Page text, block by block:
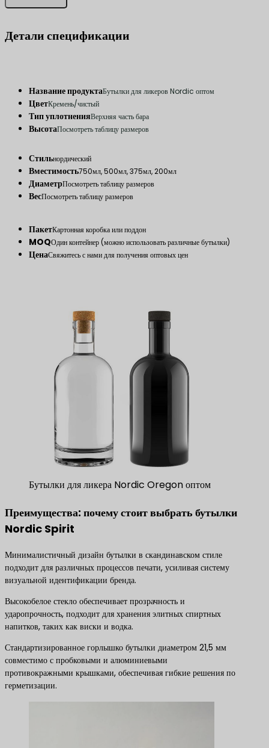
Детали спецификации
Название продуктаБутылки для ликеров Nordic оптом
ЦветКремень/чистый
Тип уплотненияВерхняя часть бара
ВысотаПосмотреть таблицу размеров
Стильнордический
Вместимость750мл, 500мл, 375мл, 200мл
ДиаметрПосмотреть таблицу размеров
ВесПосмотреть таблицу размеров
ПакетКартонная коробка или поддон
MOQОдин контейнер (можно использовать различные бутылки)
ЦенаСвяжитесь с нами для получения оптовых цен
Бутылки для ликера Nordic Oregon оптом
Преимущества: почему стоит выбрать бутылки
Nordic Spirit
Минималистичный дизайн бутылки в скандинавском стиле
подходит для различных процессов печати, усиливая систему
визуальной идентификации бренда.
Высокобелое стекло обеспечивает прозрачность и
ударопрочность, подходит для хранения элитных спиртных
напитков, таких как виски и водка.
Стандартизированное горлышко бутылки диаметром 21,5 мм
совместимо с пробковыми и алюминиевыми
противокражными крышками, обеспечивая гибкие решения по
герметизации.